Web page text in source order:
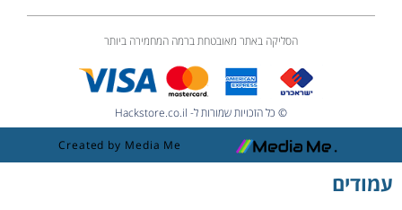
הסליקה באתר מאובטחת ברמה המחמירה ביותר
© כל הזכויות שמורות ל- Hackstore.co.il
Created by Media Me
עמודים